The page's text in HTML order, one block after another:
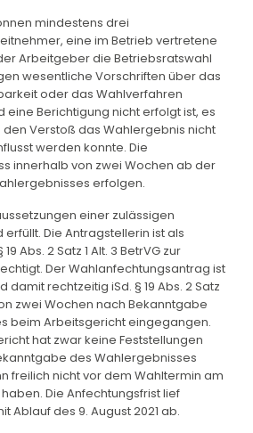
mindestens drei
eine im Betrieb vertretene
Arbeitgeber die Betriebsratswahl
wesentliche Vorschriften über das
oder das Wahlverfahren
eine Berichtigung nicht erfolgt ist, es
Verstoß das Wahlergebnis nicht
werden konnte. Die
innerhalb von zwei Wochen ab der
erfolgen.
einer zulässigen
Die Antragstellerin ist als
Abs. 2 Satz 1 Alt. 3 BetrVG zur
Der Wahlanfechtungsantrag ist
damit rechtzeitig iSd. § 19 Abs. 2 Satz
zwei Wochen nach Bekanntgabe
beim Arbeitsgericht eingegangen.
hat zwar keine Feststellungen
des Wahlergebnisses
freilich nicht vor dem Wahltermin am
Die Anfechtungsfrist lief
Ablauf des 9. August 2021 ab.